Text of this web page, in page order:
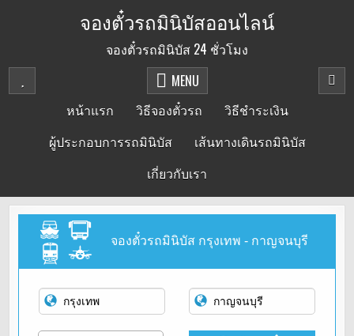
จองตั๋วรถมินิบัสออนไลน์
จองตั๋วรถมินิบัส 24 ชั่วโมง
MENU
หน้าแรก
วิธีจองตั๋วรถ
วิธีชำระเงิน
ผู้ประกอบการรถมินิบัส
เส้นทางเดินรถมินิบัส
เกี่ยวกับเรา
จองตั๋วรถมินิบัส กรุงเทพ - กาญจนบุรี